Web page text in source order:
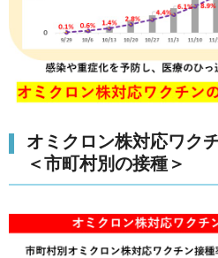
オミクロン株対応ワク
＜市町村別の接種＞